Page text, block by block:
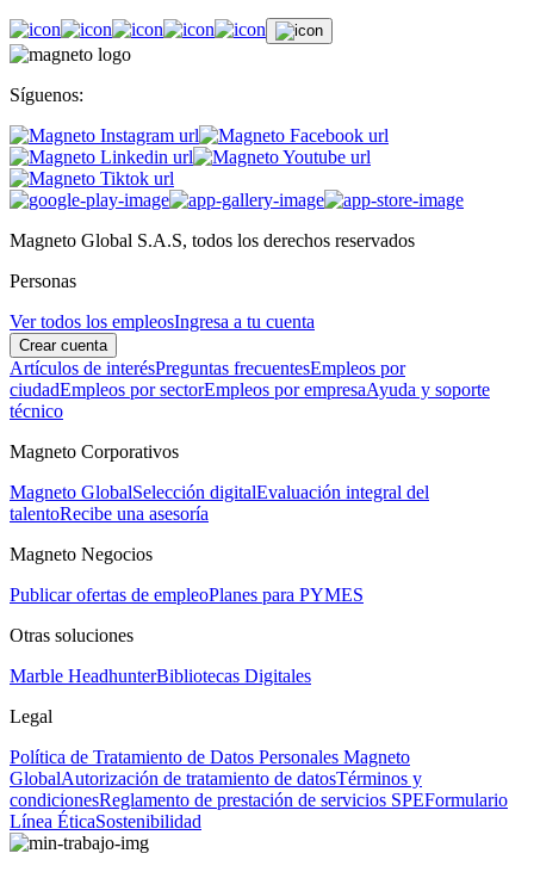
Síguenos:
Magneto Global S.A.S, todos los derechos reservados
Personas
Ver todos los empleosIngresa a tu cuenta
Crear cuenta
Artículos de interésPreguntas frecuentesEmpleos por
ciudadEmpleos por sectorEmpleos por empresaAyuda y soporte
técnico
Magneto Corporativos
Magneto GlobalSelección digitalEvaluación integral del
talentoRecibe una asesoría
Magneto Negocios
Publicar ofertas de empleoPlanes para PYMES
Otras soluciones
Marble HeadhunterBibliotecas Digitales
Legal
Política de Tratamiento de Datos Personales Magneto
GlobalAutorización de tratamiento de datosTérminos y
condicionesReglamento de prestación de servicios SPEFormulario
Línea ÉticaSostenibilidad